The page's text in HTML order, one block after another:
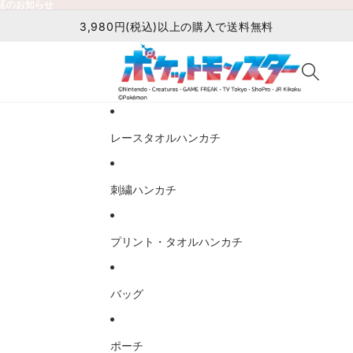
のお知らせ
のお知らせ
3,980円(税込)以上の購入で送料無料
レースタオルハンカチ
刺繍ハンカチ
プリント・タオルハンカチ
バッグ
ポーチ